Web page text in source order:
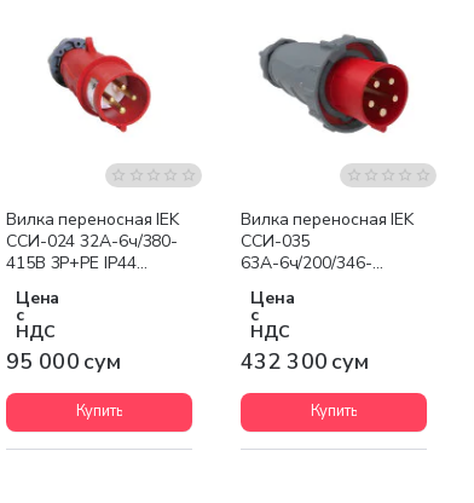
Вилка переносная IEK
ССИ-024 32А-6ч/380-
415В 3Р+РЕ IP44
Цена
с
НДС
95 000 сум
Купить
Вилка переносная IEK
ССИ-035
63А-6ч/200/346-
MAGNUM
Цена
с
НДС
432 300 сум
Купить